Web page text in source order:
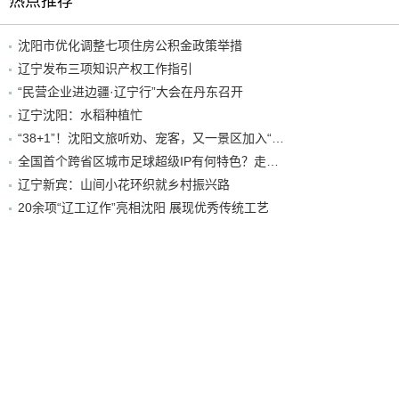
沈阳市优化调整七项住房公积金政策举措
辽宁发布三项知识产权工作指引
“民营企业进边疆·辽宁行”大会在丹东召开
辽宁沈阳：水稻种植忙
辽宁新宾：山间小花环织就乡村振兴路
20余项“辽工辽作”亮相沈阳 展现优秀传统工艺